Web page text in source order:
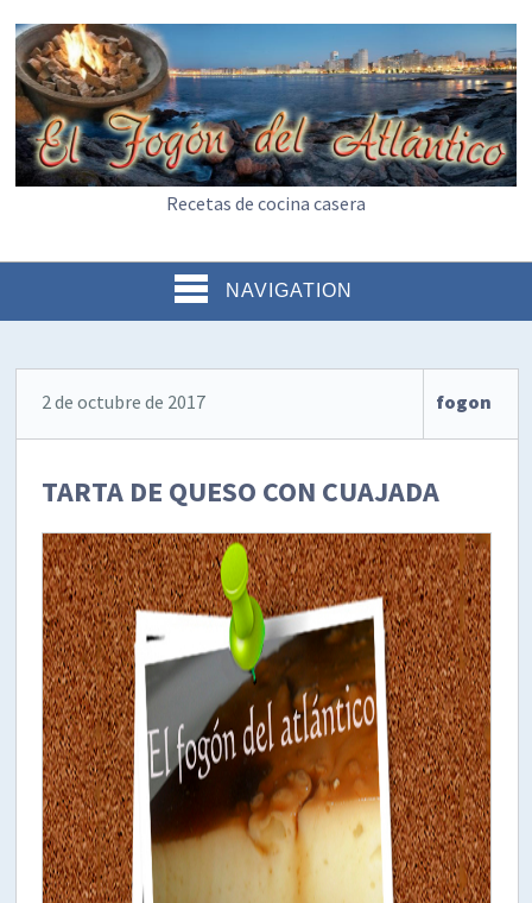
Recetas de cocina casera
NAVIGATION
2 de octubre de 2017 fogon
TARTA DE QUESO CON CUAJADA